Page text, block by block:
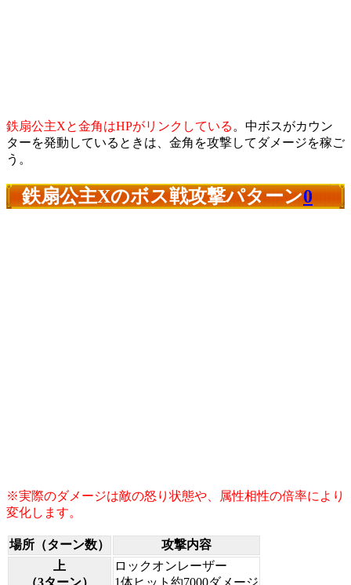
鉄扇公主Xと金角はHPがリンクしている 。中ボスがカウン
ターを発動しているときは、金角を攻撃してダメージを稼ご
う。
鉄扇公主Xのボス戦攻撃パターン0
※実際のダメージは敵の怒り状態や、属性相性の倍率により
変化します。
場所（ターン数）
攻撃内容
上
ロックオンレーザー